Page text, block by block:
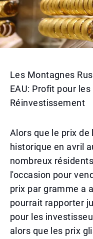
Les Montagnes
EAU: Profit pour
Réinvestissement
Alors que le prix
historique en avril
nombreux
l'occasion pour
prix par gramme a
pourrait rapporter
pour les
alors que les prix